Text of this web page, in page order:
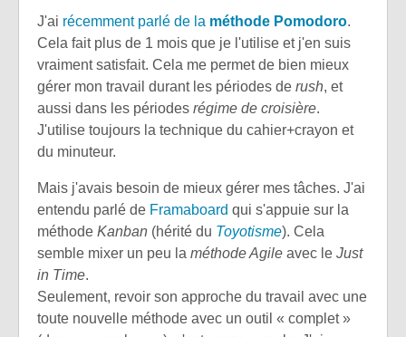
J'ai récemment parlé de la méthode Pomodoro.
Cela fait plus de 1 mois que je l'utilise et j'en suis
vraiment satisfait. Cela me permet de bien mieux
gérer mon travail durant les périodes de rush, et
aussi dans les périodes régime de croisière.
J'utilise toujours la technique du cahier+crayon et
du minuteur.
Mais j'avais besoin de mieux gérer mes tâches. J'ai
entendu parlé de Framaboard qui s'appuie sur la
méthode Kanban (hérité du Toyotisme). Cela
semble mixer un peu la méthode Agile avec le Just
in Time.
Seulement, revoir son approche du travail avec une
toute nouvelle méthode avec un outil « complet »